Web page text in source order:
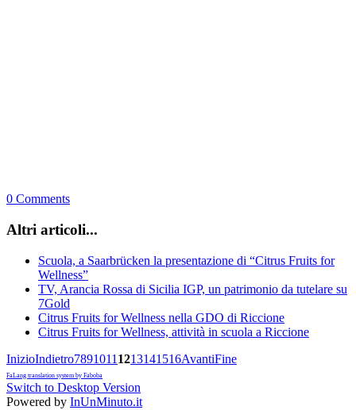
0 Comments
Altri articoli...
Scuola, a Saarbrücken la presentazione di “Citrus Fruits for
Wellness”
TV, Arancia Rossa di Sicilia IGP, un patrimonio da tutelare su
7Gold
Citrus Fruits for Wellness nella GDO di Riccione
Citrus Fruits for Wellness, attività in scuola a Riccione
InizioIndietro7891011 1213141516AvantiFine
FaLang translation system by Faboba
Switch to Desktop Version
Powered by InUnMinuto.it